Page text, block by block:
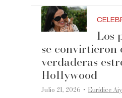
Los
se convirtieron
verdaderas
Hollywood
Julio 21, 2026 ·Eurídice